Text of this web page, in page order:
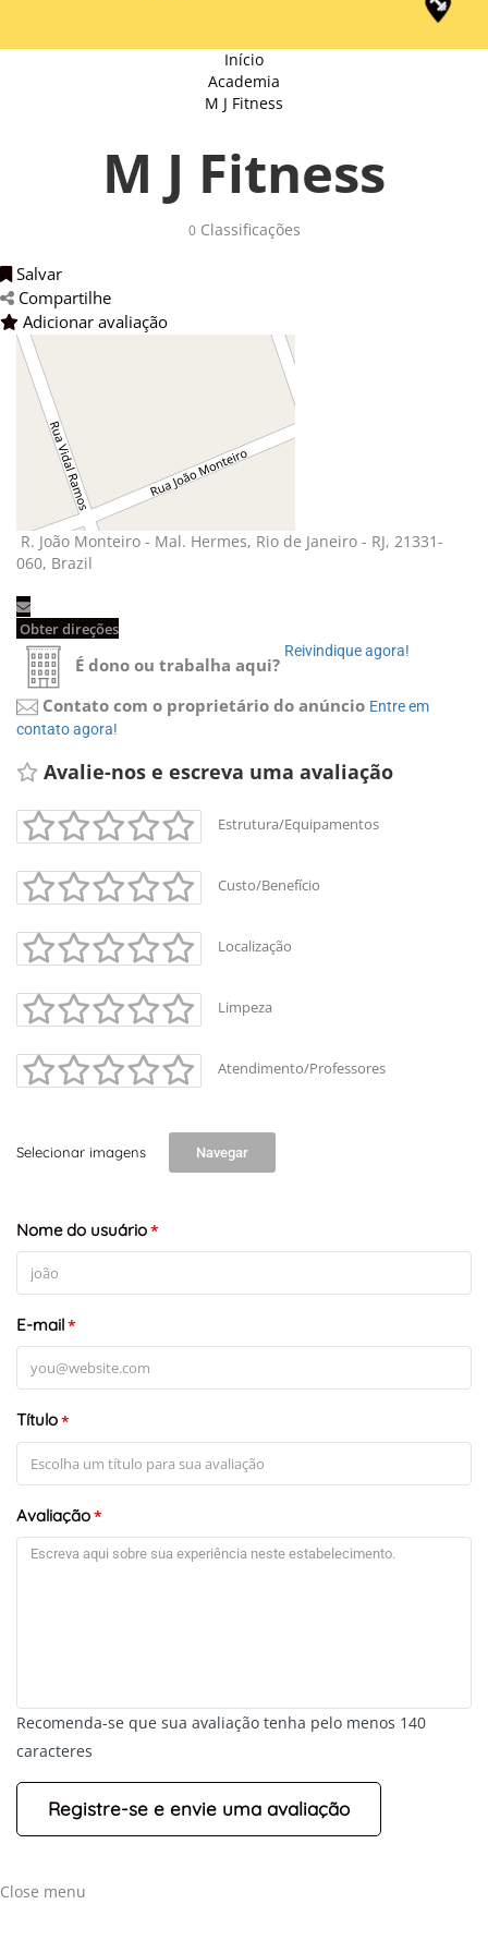
Início
Academia
M J Fitness
M J Fitness
0Classificações
Salvar
Compartilhe
Adicionar avaliação
Leaflet
R. João Monteiro - Mal. Hermes, Rio de Janeiro - RJ, 21331-
060, Brazil
Obter direções
É dono ou trabalha aqui?
Reivindique agora!
Contato com o proprietário do anúncio Entre em
contato agora!
Avalie-nos e escreva uma avaliação
Estrutura/Equipamentos
Custo/Benefício
Localização
Limpeza
Atendimento/Professores
Selecionar imagens Navegar
Nome do usuário*
E-mail*
Título*
Avaliação*
Recomenda-se que sua avaliação tenha pelo menos 140
caracteres
Close menu